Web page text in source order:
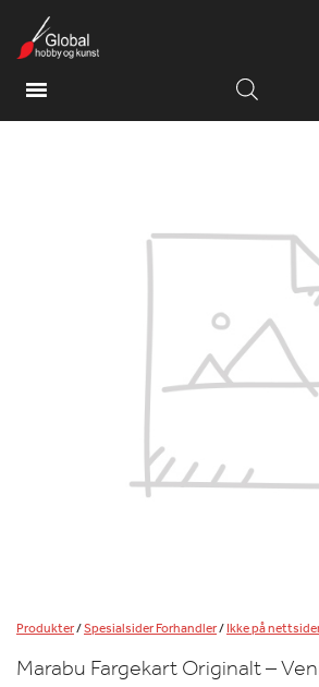
Produkter/Spesialsider Forhandler/Ikke på
Marabu Fargekart Originalt –